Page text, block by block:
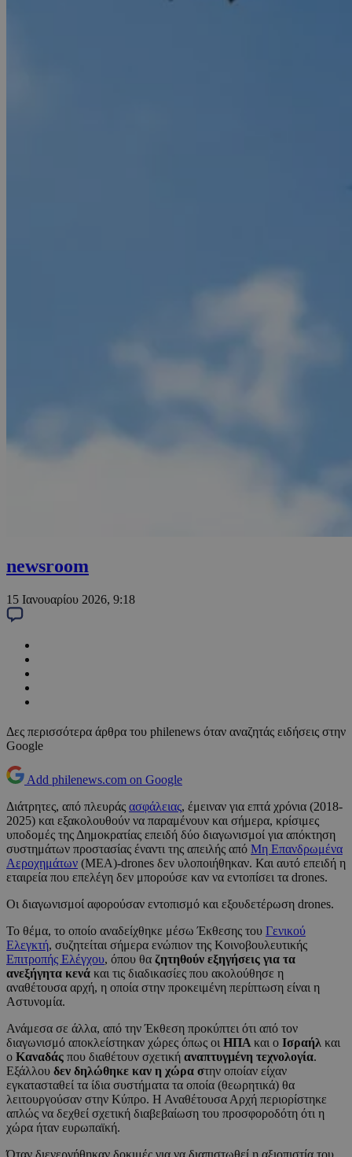
newsroom
15 Ιανουαρίου 2026, 9:18
Δες περισσότερα άρθρα του philenews όταν αναζητάς ειδήσεις στην
Google
Add philenews.com on Google
Διάτρητες, από πλευράς ασφάλειας, έμειναν για επτά χρόνια (2018-
2025) και εξακολουθούν να παραμένουν και σήμερα, κρίσιμες
υποδομές της Δημοκρατίας επειδή δύο διαγωνισμοί για απόκτηση
συστημάτων προστασίας έναντι της απειλής από Μη Επανδρωμένα
Αεροχημάτων (ΜΕΑ)-drones δεν υλοποιήθηκαν. Και αυτό επειδή η
εταιρεία που επελέγη δεν μπορούσε καν να εντοπίσει τα drones.
Οι διαγωνισμοί αφορούσαν εντοπισμό και εξουδετέρωση drones.
Το θέμα, το οποίο αναδείχθηκε μέσω Έκθεσης του Γενικού
Ελεγκτή, συζητείται σήμερα ενώπιον της Κοινοβουλευτικής
Επιτροπής Ελέγχου, όπου θα ζητηθούν εξηγήσεις για τα
ανεξήγητα κενά και τις διαδικασίες που ακολούθησε η
αναθέτουσα αρχή, η οποία στην προκειμένη περίπτωση είναι η
Αστυνομία.
Ανάμεσα σε άλλα, από την Έκθεση προκύπτει ότι από τον
διαγωνισμό αποκλείστηκαν χώρες όπως οι ΗΠΑ και ο Ισραήλ και
ο Καναδάς που διαθέτουν σχετική αναπτυγμένη τεχνολογία.
Εξάλλου δεν δηλώθηκε καν η χώρα στην οποίαν είχαν
εγκατασταθεί τα ίδια συστήματα τα οποία (θεωρητικά) θα
λειτουργούσαν στην Κύπρο. Η Αναθέτουσα Αρχή περιορίστηκε
απλώς να δεχθεί σχετική διαβεβαίωση του προσφοροδότη ότι η
χώρα ήταν ευρωπαϊκή.
Όταν διενεργήθηκαν δοκιμές για να διαπιστωθεί η αξιοπιστία του